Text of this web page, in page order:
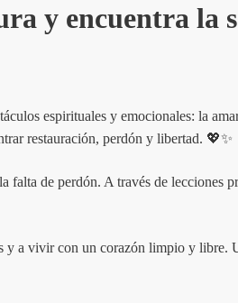
y encuentra la
espirituales y emocionales: la
restauración, perdón y libertad. 💖✨
falta de perdón. A través de lecciones
y a vivir con un corazón limpio y libre.